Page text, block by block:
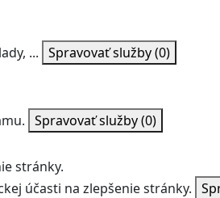
... Spravovať služby(0)
Spravovať služby(0)
stránky.
účasti na zlepšenie stránky.